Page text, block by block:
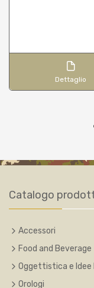
Dettaglio
Catalogo
Accessori
Food and Beverage
Oggettistica e Idee
Orologi